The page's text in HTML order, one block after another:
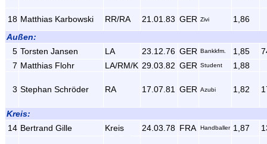
18 Matthias Karbowski RR/RA 21.01.83 GER Zivi
1,86
Außen:
5 Torsten Jansen LA 23.12.76 GER Bankkfm. 1,85
7 Matthias Flohr LA/RM/K 29.03.82 GER Student 1,88
3 Stephan Schröder RA 17.07.81 GER Azubi 1,82
Kreis:
14 Bertrand Gille Kreis 24.03.78 FRA Handballer 1,87